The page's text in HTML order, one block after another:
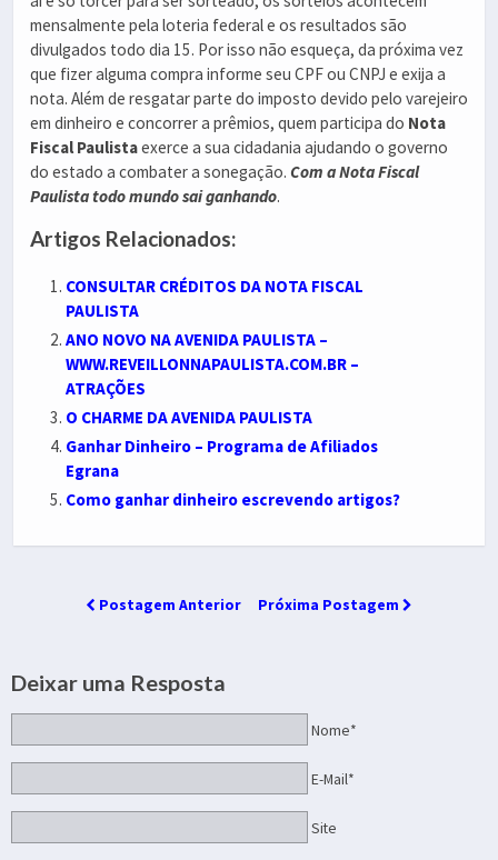
mensalmente pela loteria federal e os resultados são
divulgados todo dia 15. Por isso não esqueça, da próxima vez
que fizer alguma compra informe seu CPF ou CNPJ e exija a
nota. Além de resgatar parte do imposto devido pelo varejeiro
em dinheiro e concorrer a prêmios, quem participa do Nota
Fiscal Paulistaexerce a sua cidadania ajudando o governo
do estado a combater a sonegação. Com a Nota Fiscal
Paulista todo mundo sai ganhando.
Artigos Relacionados:
CONSULTAR CRÉDITOS DA NOTA FISCAL
PAULISTA
ANO NOVO NA AVENIDA PAULISTA –
WWW.REVEILLONNAPAULISTA.COM.BR –
ATRAÇÕES
O CHARME DA AVENIDA PAULISTA
Ganhar Dinheiro – Programa de Afiliados
Egrana
Como ganhar dinheiro escrevendo artigos?
Postagem Anterior Próxima Postagem
Deixar uma Resposta
Nome*
E-Mail*
Site